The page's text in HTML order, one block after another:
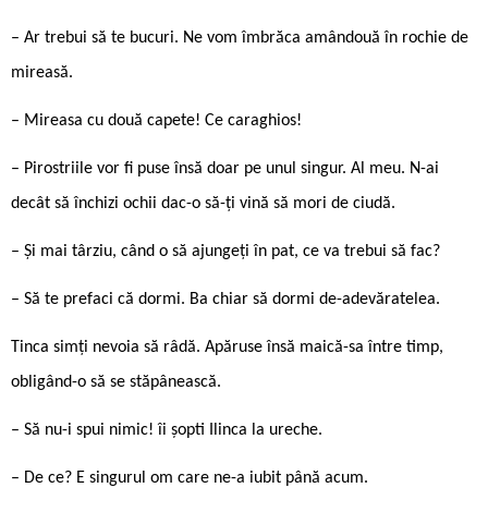
– Ar trebui să te bucuri. Ne vom îmbrăca amândouă în rochie de
mireasă.
– Mireasa cu două capete! Ce caraghios!
– Pirostriile vor fi puse însă doar pe unul singur. Al meu. N-ai
decât să închizi ochii dac-o să-ți vină să mori de ciudă.
– Și mai târziu, când o să ajungeți în pat, ce va trebui să fac?
– Să te prefaci că dormi. Ba chiar să dormi de-adevăratelea.
Tinca simți nevoia să râdă. Apăruse însă maică-sa între timp,
obligând-o să se stăpânească.
– Să nu-i spui nimic! îi șopti Ilinca la ureche.
– De ce? E singurul om care ne-a iubit până acum.